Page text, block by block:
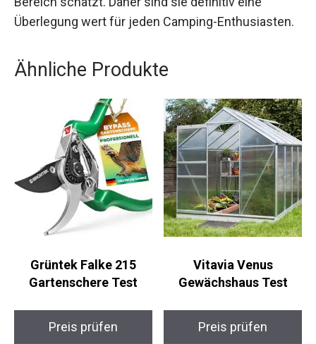
Überlegung wert für jeden Camping-Enthusiasten.
Ähnliche Produkte
Grüntek Falke 215
Gartenschere Test
Preis prüfen
Vitavia Venus
Gewächshaus Test
Preis prüfen